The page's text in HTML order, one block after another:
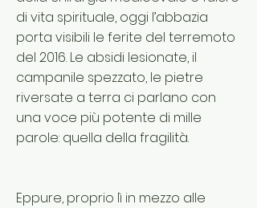
di vita spirituale, oggi l’abbazia
porta visibili le ferite del terremoto
del 2016. Le absidi lesionate, il
campanile spezzato, le pietre
riversate a terra ci parlano con
una voce più potente di mille
parole: quella della fragilità.
Eppure, proprio lì in mezzo alle